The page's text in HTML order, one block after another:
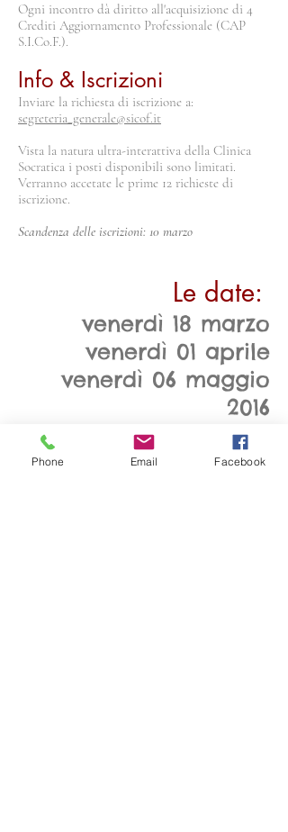
Ogni incontro dà diritto all'acquisizione di 4
Crediti Aggiornamento Professionale (CAP
S.I.Co.F.).
Info & Iscrizioni
Inviare la richiesta di iscrizione a:
segreteria_generale@sicof.it
Vista la natura ultra-interattiva della Clinica
Socratica i posti disponibili sono limitati.
Verranno accetate le prime 12 richieste di
iscrizione.
Scandenza delle iscrizioni: 10 marzo
Le date:
venerdì 18 marzo
venerdì 01 aprile
venerdì 06 maggio
2016
dalle 15,00 alle 19,30
Phone Email Facebook